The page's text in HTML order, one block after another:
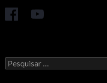
Pesquisar
por: